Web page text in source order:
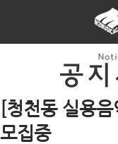
[청천동 실용
모집중